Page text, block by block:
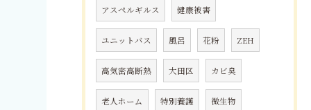
アスペルギルス 健康被害
ユニットバス 風呂 花粉 ZEH
高気密高断熱 大田区 カビ臭
老人ホーム 特別養護 微生物